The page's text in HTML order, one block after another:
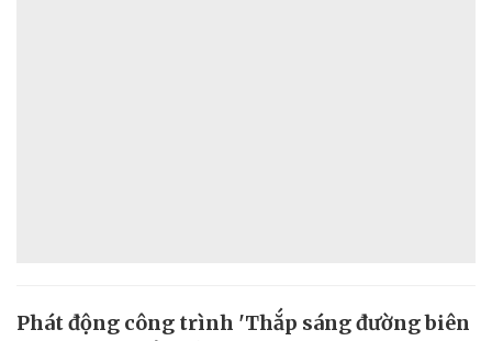
Phát động công trình 'Thắp sáng đường biên